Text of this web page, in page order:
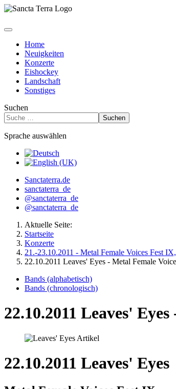
Home
Neuigkeiten
Konzerte
Eishockey
Landschaft
Sonstiges
Suchen
Suchen
Sprache auswählen
Sanctaterra.de
sanctaterra_de
@sanctaterra_de
@sanctaterra_de
Aktuelle Seite:
Startseite
Konzerte
21.-23.10.2011 - Metal Female Voices Fest
22.10.2011 Leaves' Eyes - Metal Female
Bands (alphabetisch)
Bands (chronologisch)
22.10.2011 Leaves'
22.10.2011 Leaves' Eyes